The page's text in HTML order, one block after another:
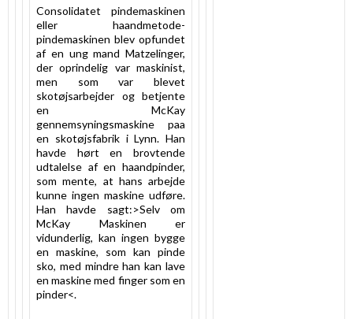
Consolidatet pindemaskinen
eller haandmetode-
pindemaskinen blev opfundet
af en ung mand Matzelinger,
der oprindelig var maskinist,
men som var blevet
skotøjsarbejder og betjente
en McKay
gennemsyningsmaskine paa
en skotøjsfabrik i Lynn. Han
havde hørt en brovtende
udtalelse af en haandpinder,
som mente, at hans arbejde
kunne ingen maskine udføre.
Han havde sagt:>Selv om
McKay Maskinen er
vidunderlig, kan ingen bygge
en maskine, som kan pinde
sko, med mindre han kan lave
en maskine med finger som en
pinder<.